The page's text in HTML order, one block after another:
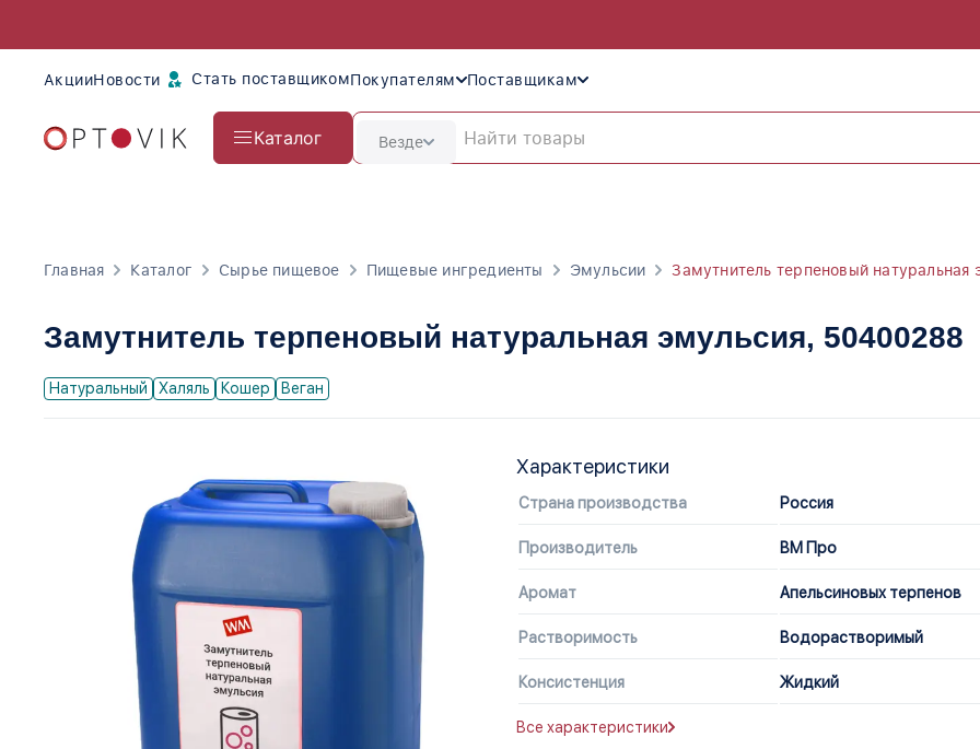
АкцииНовости Стать поставщикомПокупателям Поставщикам
Каталог Везде
Главная Каталог Сырье пищевое Пищевые ингредиенты Эмульсии Замутнитель терпеновый натуральная
Замутнитель терпеновый натуральная эмульсия, 50400288
Натуральный Халяль Кошер Веган
Характеристики
Страна производства Россия
Производитель ВМ Про
Аромат Апельсиновых терпенов
Растворимость Водорастворимый
Консистенция Жидкий
Все характеристики